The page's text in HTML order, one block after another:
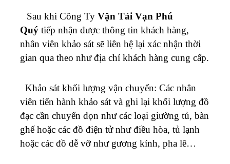
Sau khi Công Ty Vận Tải Vạn Phú
Quý tiếp nhận được thông tin khách hàng,
nhân viên khảo sát sẽ liên hệ lại xác nhận thời
gian qua theo như địa chỉ khách hàng cung cấp.
Khảo sát khối lượng vận chuyển: Các nhân
viên tiến hành khảo sát và ghi lại khối lượng đồ
đạc cần chuyển dọn như các loại giường tủ, bàn
ghế hoặc các đồ điện tử như điều hòa, tủ lạnh
hoặc các đồ dễ vỡ như gương kính, pha lê…